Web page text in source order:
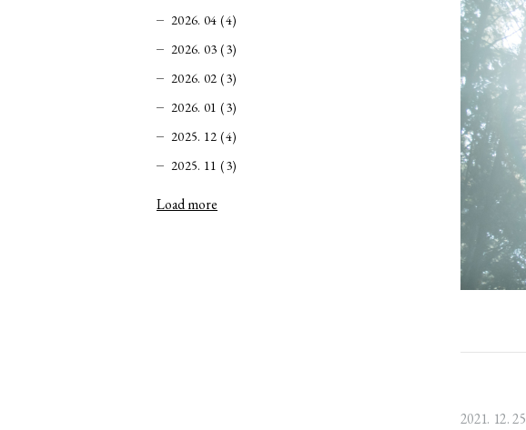
2021. 12. 25
2026. 04 (4)
2026. 03 (3)
2026. 02 (3)
2026. 01 (3)
2025. 12 (4)
2025. 11 (3)
Load more